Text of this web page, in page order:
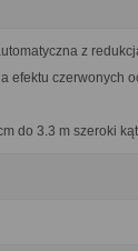
z
efektu czerwonych
do 3.3 m szeroki